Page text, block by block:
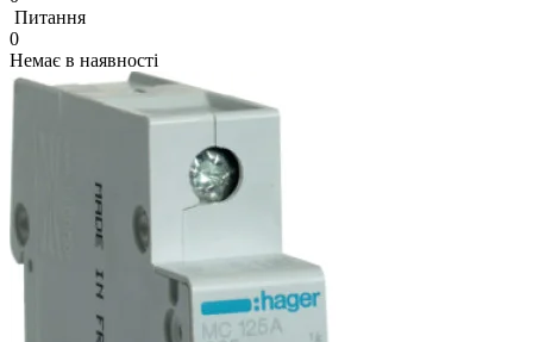
Питання
0
Немає в наявності